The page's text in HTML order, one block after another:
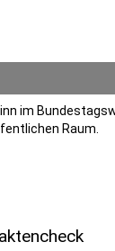
im
Raum.